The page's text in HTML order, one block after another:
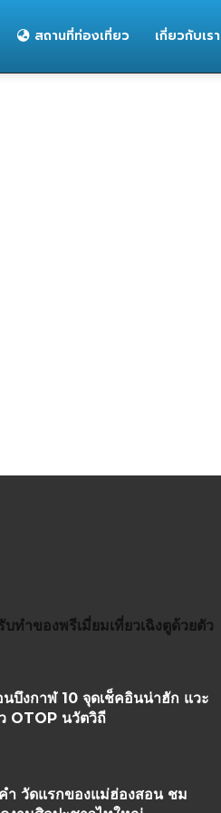
สถานที่ท่องเที่ยว เกี่ยวกับเรา
บทำของพรีเมี่ยมเที่ยวเฉิงตูด้วยตัว
บึงกาฬ 10 จุดเช็คอินน่าฮัก แวะ
OTOP นวัตวิถี
ำ วัดแรกของแม่ฮ่องสอน ชม